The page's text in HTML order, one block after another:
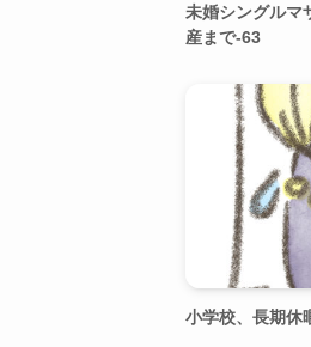
未婚シングルマ
産まで-63
小学校、長期休